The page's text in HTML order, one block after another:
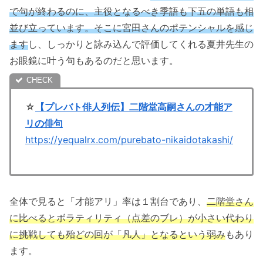
で句が終わるのに、主役となるべき季語も下五の単語も相
並び立っています。そこに宮田さんのポテンシャルを感じ
ますし、しっかりと詠み込んで評価してくれる夏井先生の
お眼鏡に叶う句もあるのだと思います。
☆ 【プレバト俳人列伝】二階堂高嗣さんの才能ア
リの俳句
https://yequalrx.com/purebato-nikaidotakashi/
全体で見ると「才能アリ」率は１割台であり、 二階堂さん
に比べるとボラティリティ（点差のブレ）が小さい代わり
に挑戦しても殆どの回が「凡人」となるという弱みもあり
ます。